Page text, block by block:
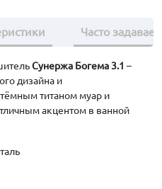
Часто
Сунержа Богема 3.1 –
дизайна и
титаном муар и
акцентом в ванной